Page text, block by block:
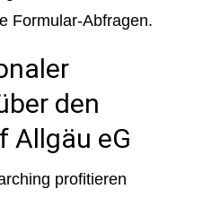
Formular-Abfragen.
den
Allgäu eG
profitieren